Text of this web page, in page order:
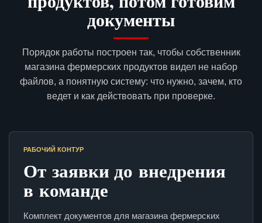
документы
Порядок работы построен так, чтобы собственник
магазина фермерских продуктов видел не набор
файлов, а понятную систему: что нужно, зачем, кто
ведет и как действовать при проверке.
РАБОЧИЙ КОНТУР
От заявки до внедрения
в команде
Комплект документов для магазина фермерских